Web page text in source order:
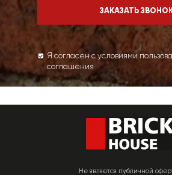
Я согласен с условиями
соглашения
Не является публичной